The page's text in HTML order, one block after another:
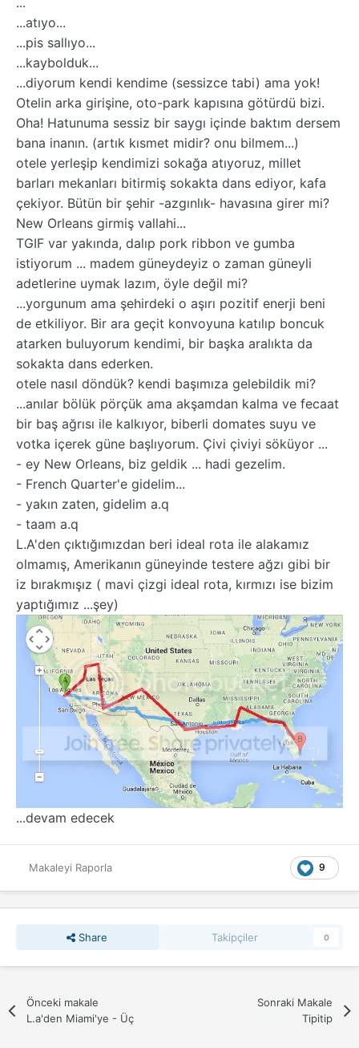
...atıyo...
...pis sallıyo...
...kaybolduk...
...diyorum kendi kendime (sessizce tabi) ama yok!
Otelin arka girişine, oto-park kapısına götürdü bizi.
Oha! Hatunuma sessiz bir saygı içinde baktım dersem
bana inanın. (artık kısmet midir? onu bilmem...)
otele yerleşip kendimizi sokağa atıyoruz, millet
barları mekanları bitirmiş sokakta dans ediyor, kafa
çekiyor. Bütün bir şehir -azgınlık- havasına girer mi?
New Orleans girmiş vallahi...
TGIF var yakında, dalıp pork ribbon ve gumba
istiyorum ... madem güneydeyiz o zaman güneyli
adetlerine uymak lazım, öyle değil mi?
...yorgunum ama şehirdeki o aşırı pozitif enerji beni
de etkiliyor. Bir ara geçit konvoyuna katılıp boncuk
atarken buluyorum kendimi, bir başka aralıkta da
sokakta dans ederken.
otele nasıl döndük? kendi başımıza gelebildik mi?
...anılar bölük pörçük ama akşamdan kalma ve fecaat
bir baş ağrısı ile kalkıyor, biberli domates suyu ve
votka içerek güne başlıyorum. Çivi çiviyi söküyor ...
- ey New Orleans, biz geldik ... hadi gezelim.
- French Quarter'e gidelim...
- yakın zaten, gidelim a.q
- taam a.q
L.A'den çıktığımızdan beri ideal rota ile alakamız
olmamış, Amerikanın güneyinde testere ağzı gibi bir
iz bırakmışız ( mavi çizgi ideal rota, kırmızı ise bizim
yaptığımız ...şey)
...devam edecek
9
Makaleyi Raporla
Share Takipçiler 0
Önceki makale
L.a'den Miami'ye - Üç
Sonraki Makale
Tipitip